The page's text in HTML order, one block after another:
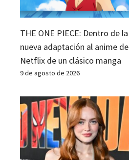
THE ONE PIECE: Dentro de la
nueva adaptación al anime de
Netflix de un clásico manga
9 de agosto de 2026